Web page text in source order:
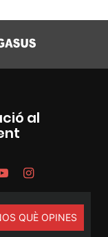
al
QUÈ OPINES